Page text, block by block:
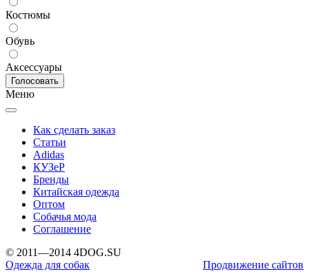
Костюмы
Обувь
Аксессуары
Меню
Как сделать заказ
Статьи
Adidas
КУЗеР
Бренды
Китайская одежда
Оптом
Собачья мода
Соглашение
© 2011—2014 4DOG.SU
Одежда для собак
Продвижение сайтов